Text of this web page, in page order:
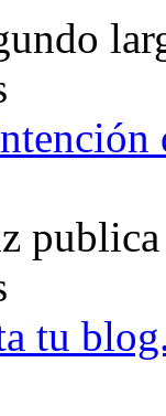
tu